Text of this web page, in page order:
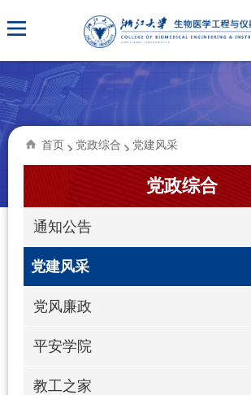
首页 党政综合 党建风采
党政综合
通知公告
党建风采
党风廉政
平安学院
教工之家